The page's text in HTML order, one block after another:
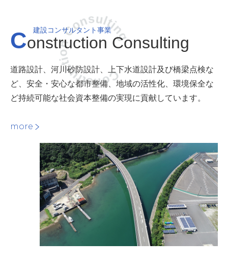
Construction Consulting
Construction Consulting
建設コンサルタント事業
道路設計、河川砂防設計、上下水道設計及び橋梁点検な
ど、安全・安心な都市整備、地域の活性化、環境保全な
ど持続可能な社会資本整備の実現に貢献しています。
more